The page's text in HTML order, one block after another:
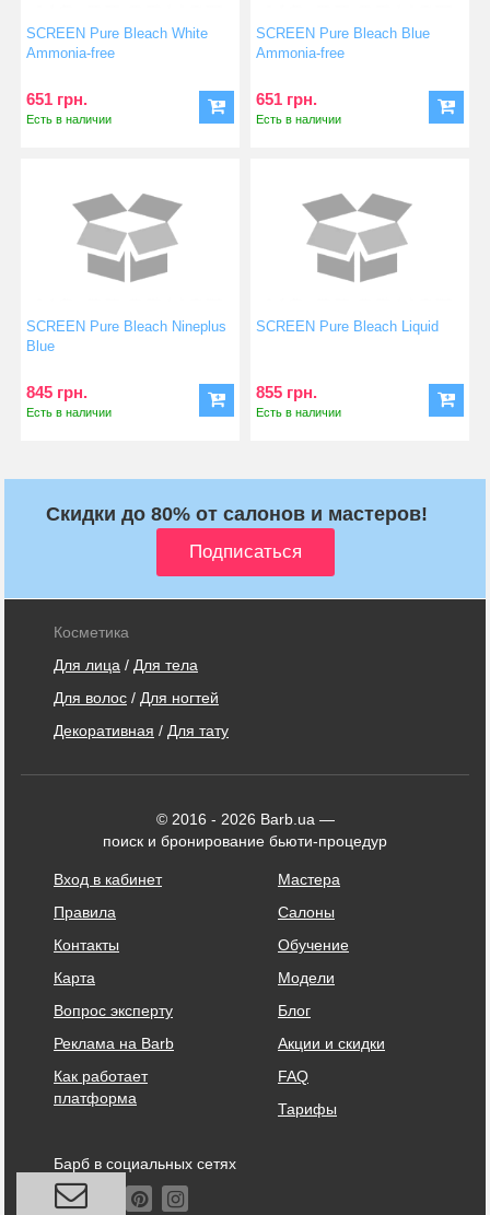
SCREEN Pure Bleach White
Ammonia-free
651 грн.
Есть в наличии
SCREEN Pure Bleach Blue
Ammonia-free
651 грн.
Есть в наличии
SCREEN Pure Bleach Nineplus
Blue
845 грн.
Есть в наличии
SCREEN Pure Bleach Liquid
855 грн.
Есть в наличии
Скидки до 80% от салонов и мастеров!
Косметика
Для лица / Для тела
Для волос / Для ногтей
Декоративная / Для тату
© 2016 - 2026 Barb.ua —
поиск и бронирование бьюти-процедур
Вход в кабинет
Правила
Контакты
Карта
Вопрос эксперту
Реклама на Barb
Как работает
платформа
Мастера
Салоны
Обучение
Модели
Блог
Акции и скидки
FAQ
Тарифы
Барб в социальных сетях